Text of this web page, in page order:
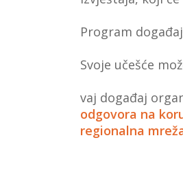
Program
Svoje učešće
vaj događaj
odgovora na
regionalna